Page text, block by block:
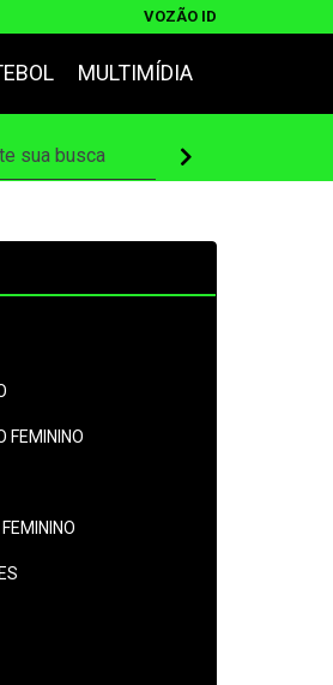
VOZÃO ID
MULTIMÍDIA
FEMININO